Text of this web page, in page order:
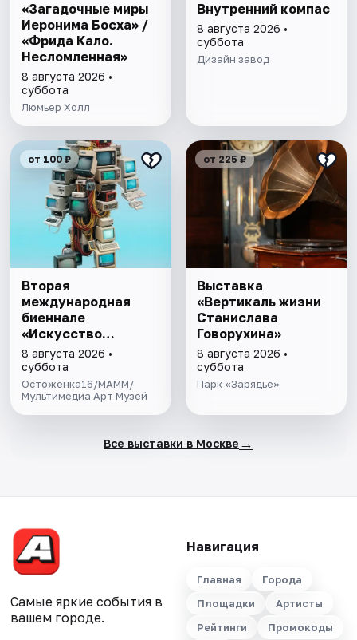
«Загадочные миры
Иеронима Босха» /
«Фрида Кало.
Несломленная»
8 августа 2026 •
суббота
Люмьер Холл
Внутренний компас
8 августа 2026 •
суббота
Дизайн завод
от 100 ₽
Вторая
международная
биеннале
«Искусство
будущего»
8 августа 2026 •
суббота
Остоженка16/МАММ/
Мультимедиа Арт Музей
от 225 ₽
Выставка
«Вертикаль жизни
Станислава
Говорухина»
8 августа 2026 •
суббота
Парк «Зарядье»
Все выставки в Москве →
Самые яркие события в
вашем городе.
Навигация
Главная
Города
Площадки
Артисты
Рейтинги
Промокоды